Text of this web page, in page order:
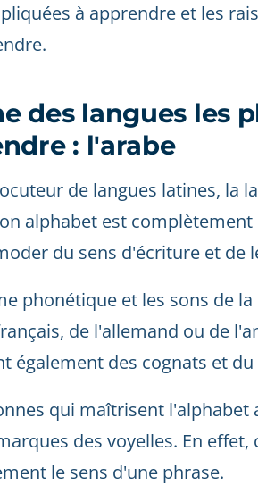
à apprendre et les
des langues les
: l'arabe
de langues latines, la
alphabet est
du sens d'écriture et de
phonétique et les sons de
de l'allemand ou de
également des cognats et
qui maîtrisent
des voyelles. En
le sens d'une phrase.